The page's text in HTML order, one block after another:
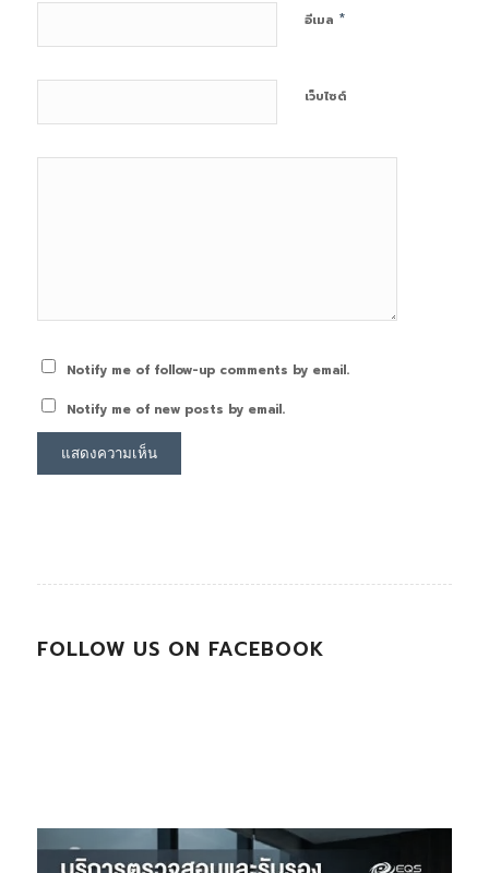
อีเมล *
เว็บไซต์
Notify me of follow-up comments by email.
Notify me of new posts by email.
FOLLOW US ON FACEBOOK